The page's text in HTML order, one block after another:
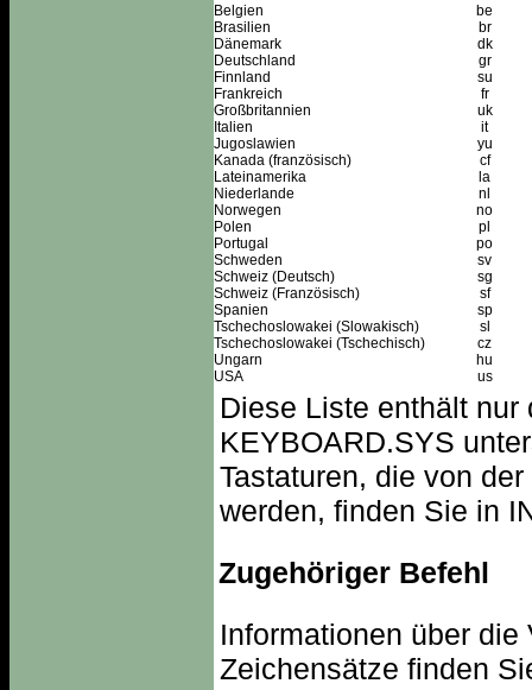
Belgien
be
Brasilien
br
Dänemark
dk
Deutschland
gr
Finnland
su
Frankreich
fr
Großbritannien
uk
Italien
it
Jugoslawien
yu
Kanada (französisch)
cf
Lateinamerika
la
Niederlande
nl
Norwegen
no
Polen
pl
Portugal
po
Schweden
sv
Schweiz (Deutsch)
sg
Schweiz (Französisch)
sf
Spanien
sp
Tschechoslowakei (Slowakisch)
sl
Tschechoslowakei (Tschechisch)
cz
Ungarn
hu
USA
us
Diese Liste enthält nur
KEYBOARD.SYS
Tastaturen, die von
werden, finden Sie in
Zugehöriger Befehl
Informationen über
Zeichensätze finden